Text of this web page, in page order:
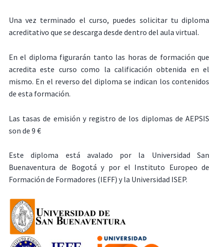
Una vez terminado el curso, puedes solicitar tu diploma
acreditativo que se descarga desde dentro del aula virtual.
En el diploma figurarán tanto las horas de formación que
acredita este curso como la calificación obtenida en el
mismo. En el reverso del diploma se indican los contenidos
de esta formación.
Las tasas de emisión y registro de los diplomas de AEPSIS
son de 9 €
Este diploma está avalado por la Universidad San
Buenaventura de Bogotá y por el Instituto Europeo de
Formación de Formadores (IEFF) y la Universidad ISEP.